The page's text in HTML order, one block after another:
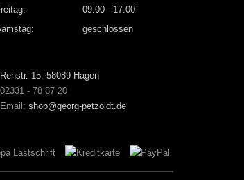
09:00 - 17:00
geschlossen
Rehstr. 15, 58089 Hagen
02331 - 78 87 20
Email: shop@georg-petzoldt.de